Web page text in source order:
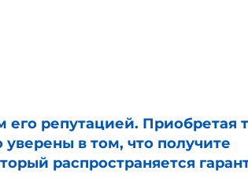
репутацией. Приобретая
в том, что получите
распространяется